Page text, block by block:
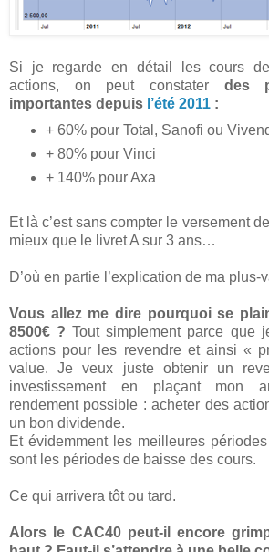
Si je regarde en détail les cours
actions, on peut constater des
importantes depuis l’été 2011 :
+ 60% pour Total, Sanofi ou
+ 80% pour Vinci
+ 140% pour Axa
Et là c’est sans compter le versement
mieux que le livret A sur 3 ans…
D’où en partie l’explication de ma plus-
Vous allez me dire pourquoi se
8500€ ? Tout simplement parce que
actions pour les revendre et ainsi «
value. Je veux juste obtenir un
investissement en plaçant mon
rendement possible : acheter des
un bon dividende.
Et évidemment les meilleures
sont les périodes de baisse des cours.
Ce qui arrivera tôt ou tard.
Alors le CAC40 peut-il encore